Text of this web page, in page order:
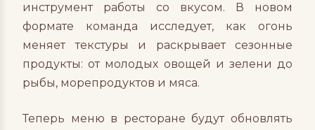
инструмент работы со вкусом. В новом
формате команда исследует, как огонь
меняет текстуры и раскрывает сезонные
продукты: от молодых овощей и зелени до
рыбы, морепродуктов и мяса.
Теперь меню в ресторане будут обновлять